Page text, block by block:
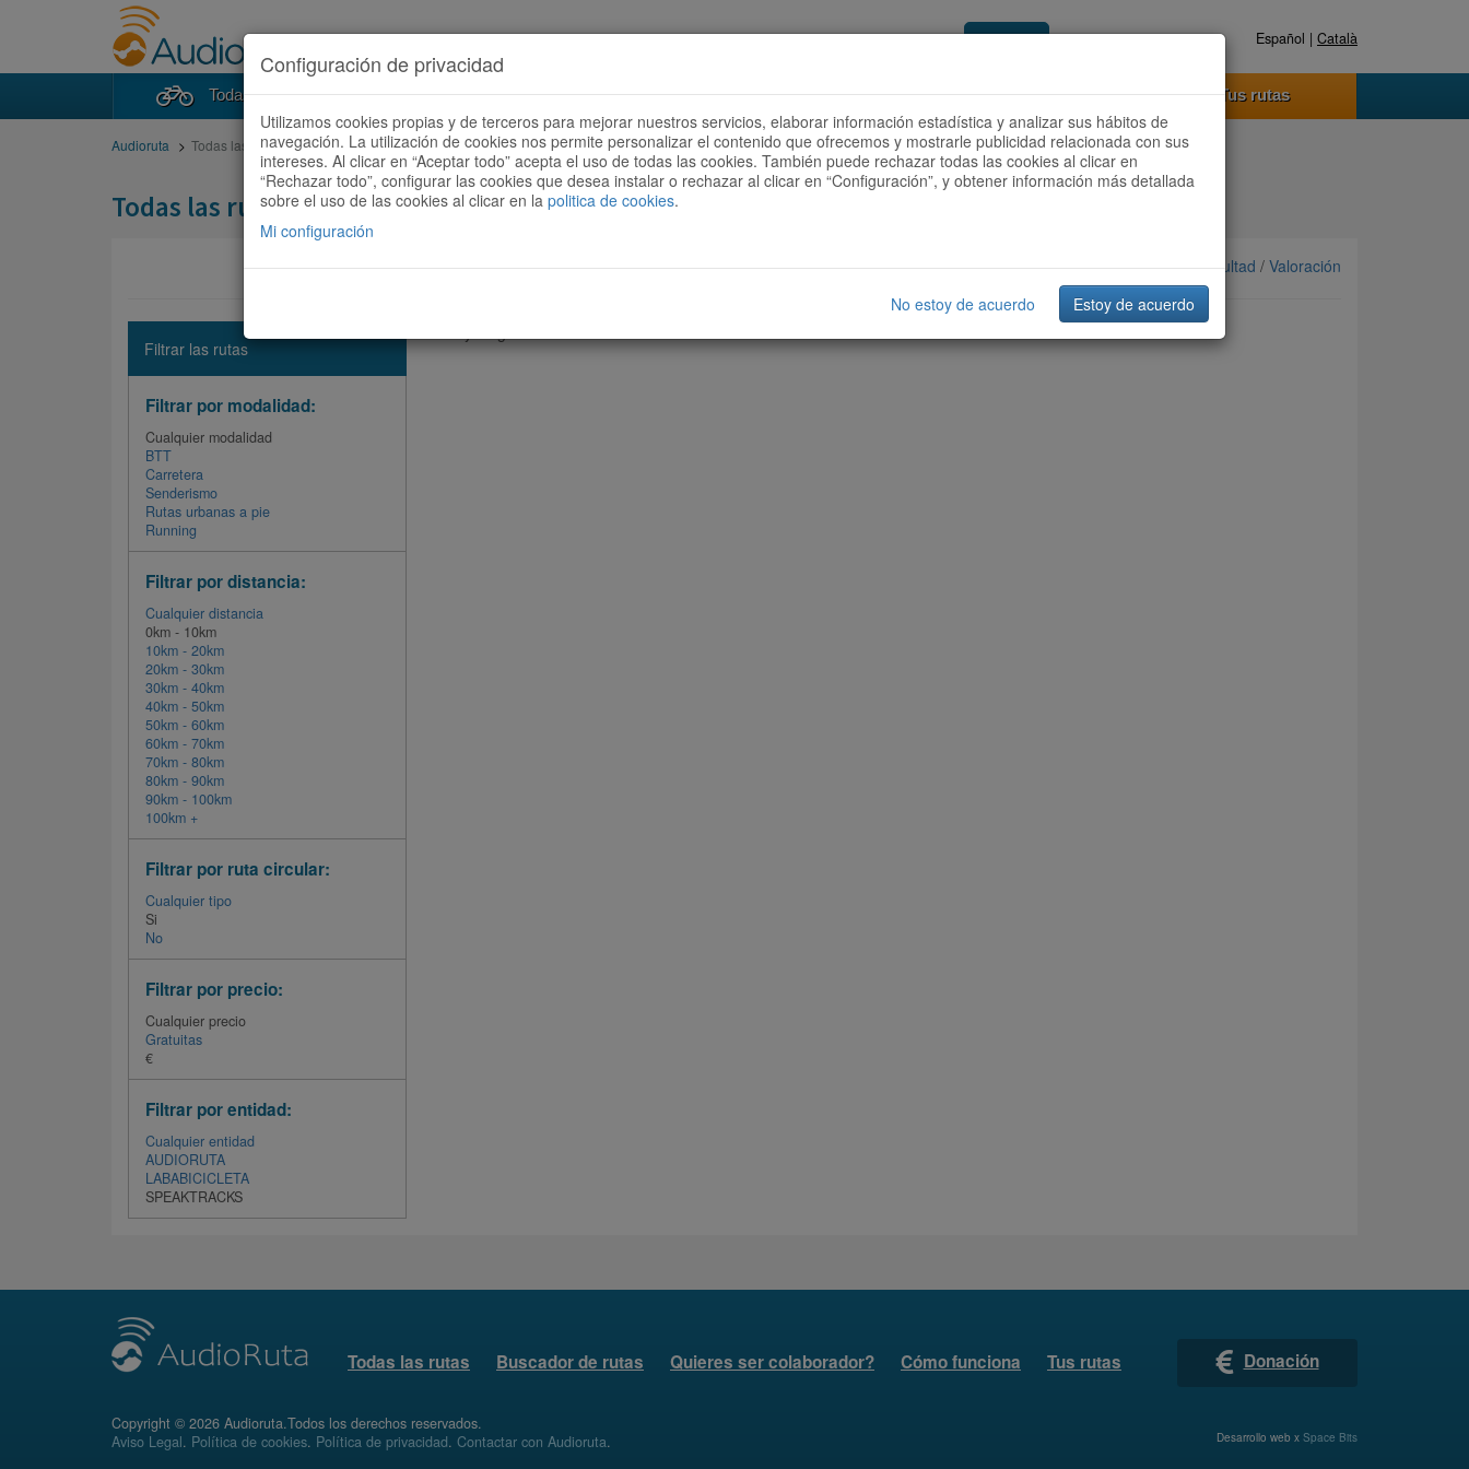
Acceder Registrate ahora Español | Català
Todas las rutas Buscador de rutas Quieres ser colaborador? Cómo funciona Tus rutas
Audioruta Todas las rutas
Todas las rutas
Ordenar por: Más recientes /Dificultad / Valoración
Filtrar las rutas
Filtrar por modalidad:
Cualquier modalidad
BTT
Carretera
Senderismo
Rutas urbanas a pie
Running
Filtrar por distancia:
Cualquier distancia
0km - 10km
10km - 20km
20km - 30km
30km - 40km
40km - 50km
50km - 60km
60km - 70km
70km - 80km
80km - 90km
90km - 100km
100km +
Filtrar por ruta circular:
Cualquier tipo
Si
No
Filtrar por precio:
Cualquier precio
Gratuitas
€
Filtrar por entidad:
Cualquier entidad
AUDIORUTA
LABABICICLETA
SPEAKTRACKS
Todas las rutas Buscador de rutas Quieres ser colaborador? Cómo funciona Tus rutas Donación
Copyright © 2026 Audioruta.Todos los derechos reservados.
Aviso Legal. Política de cookies. Política de privacidad. Contactar con Audioruta. Desarrollo web x Space Bits
Configuración de privacidad
Utilizamos cookies propias y de terceros para mejorar nuestros servicios, elaborar información estadística y analizar sus hábitos de
navegación. La utilización de cookies nos permite personalizar el contenido que ofrecemos y mostrarle publicidad relacionada con sus
intereses. Al clicar en “Aceptar todo” acepta el uso de todas las cookies. También puede rechazar todas las cookies al clicar en
“Rechazar todo”, configurar las cookies que desea instalar o rechazar al clicar en “Configuración”, y obtener información más detallada
sobre el uso de las cookies al clicar en la politica de cookies.
Mi configuración
No estoy de acuerdo Estoy de acuerdo